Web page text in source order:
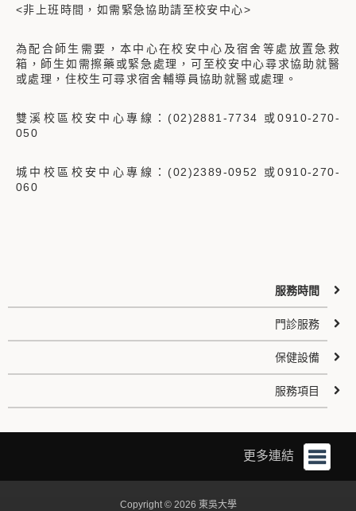
<非上班時間，如需緊急協助請至校安中心>
為配合師生需要，本中心在校安中心及宿舍等處放置急救
箱，師生如需擦藥或緊急處理，可至校安中心尋求協助就醫
或處理，住校生可尋求宿舍輔導員協助就醫或處理。
雙溪校區校安中心專線：(02)2881-7734 或0910-270-
050
城中校區校安中心專線：(02)2389-0952 或0910-270-
060
服務時間
門診服務
保健設備
服務項目
更多連結
Copyright © 2026 東吳大學